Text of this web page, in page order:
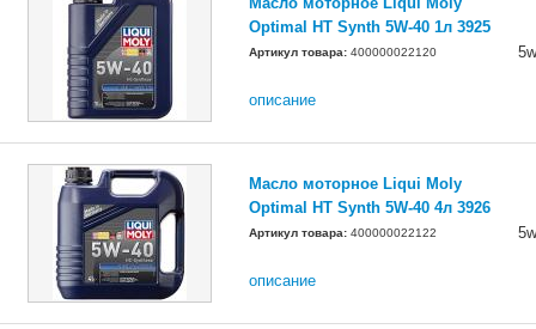
Optimal HT Synth 5W-40 1л 3925
Артикул товара: 400000022120
описание
Масло моторное Liqui Moly
Optimal HT Synth 5W-40 4л 3926
Артикул товара: 400000022122
описание